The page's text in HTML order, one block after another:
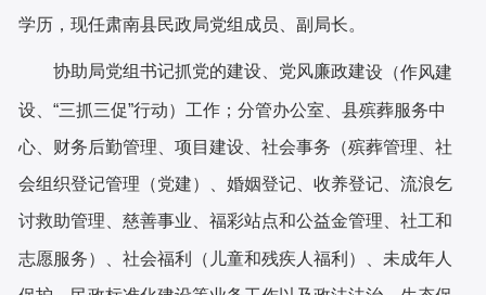
学历，现任肃南县民政局党组成员、副局长。
协助局党组书记抓党的建设、党风廉政建设（作风建
设、“三抓三促”行动）工作；分管办公室、县殡葬服务中
心、财务后勤管理、项目建设、社会事务（殡葬管理、社
会组织登记管理（党建）、婚姻登记、收养登记、流浪乞
讨救助管理、慈善事业、福彩站点和公益金管理、社工和
志愿服务）、社会福利（儿童和残疾人福利）、未成年人